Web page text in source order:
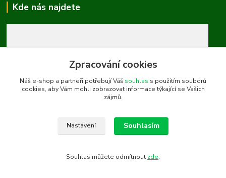
Kde nás najdete
Zpracování cookies
Náš e-shop a partneři potřebují Váš souhlas s použitím souborů
cookies, aby Vám mohli zobrazovat informace týkající se Vašich
zájmů.
Nastavení Souhlasím
Souhlas můžete odmítnout zde.